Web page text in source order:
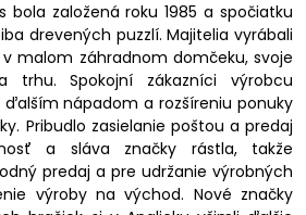
bola založená roku 1985 a spočiatku
drevených puzzlí. Majitelia vyrábali
malom záhradnom domčeku, svoje
trhu. Spokojní zákazníci výrobcu
nápadom a rozšíreniu ponuky
Pribudlo zasielanie poštou a predaj
a sláva značky rástla, takže
predaj a pre udržanie výrobných
výroby na východ. Nové značky